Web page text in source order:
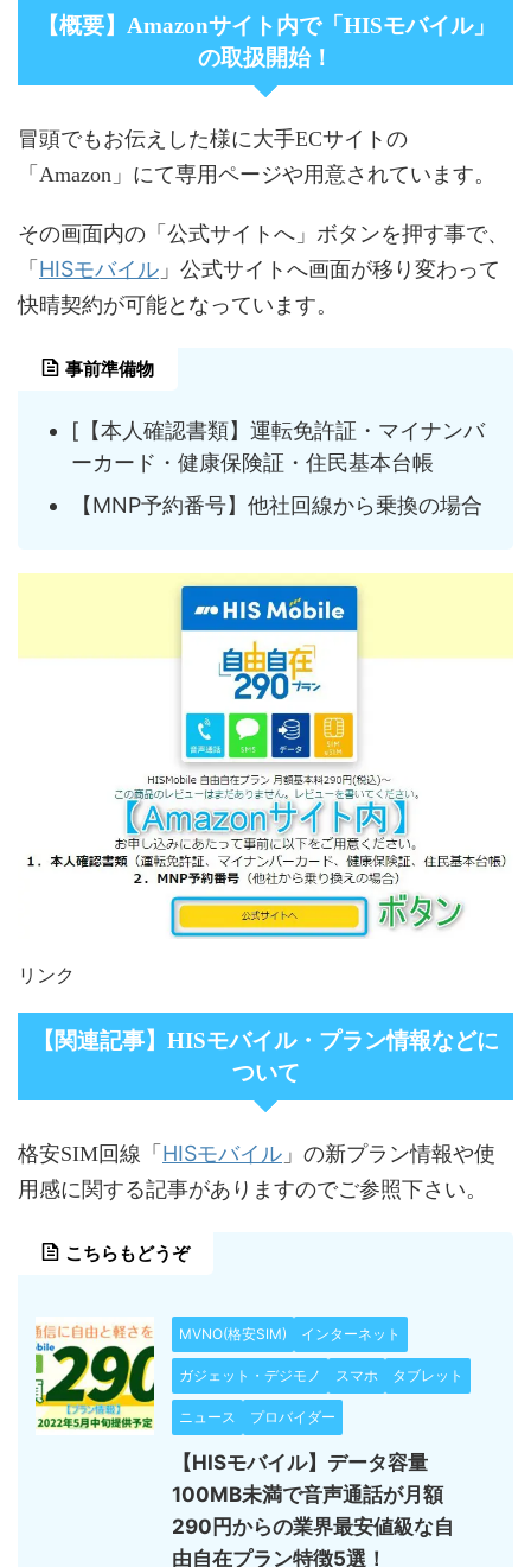
【概要】Amazonサイト内で「HISモバイル」
の取扱開始！
冒頭でもお伝えした様に大手ECサイトの
「Amazon」にて専用ページや用意されています。
その画面内の「公式サイトへ」ボタンを押す事で、
「 HISモバイル 」公式サイトへ画面が移り変わって
快晴契約が可能となっています。
事前準備物
[【本人確認書類】運転免許証・マイナンバ
ーカード・健康保険証・住民基本台帳
【MNP予約番号】他社回線から乗換の場合
リンク
【関連記事】HISモバイル・プラン情報などに
ついて
格安SIM回線「 HISモバイル 」の新プラン情報や使
用感に関する記事がありますのでご参照下さい。
こちらもどうぞ
MVNO(格安SIM) インターネット
ガジェット・デジモノ スマホ タブレット
ニュース プロバイダー
【HISモバイル】データ容量
100MB未満で音声通話が月額
290円からの業界最安値級な自
由自在プラン特徴5選！